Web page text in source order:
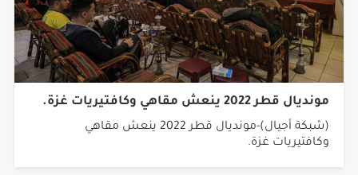
مونديال قطر 2022 ينعش مقاهي وكافتيريات غزة.
(شبكة أجيال)-مونديال قطر 2022 ينعش مقاهي
وكافتيريات غزة.